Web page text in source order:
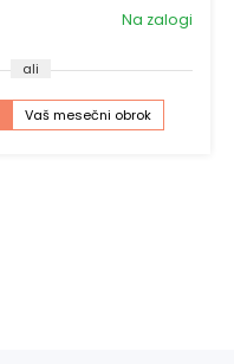
Na zalogi
ali
Vaš mesečni obrok